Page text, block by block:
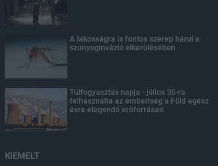
A lakosságra is fontos szerep hárul a
szúnyoginvázió elkerülésében
Túlfogyasztás napja - július 30-ra
felhasználta az emberiség a Föld egész
évre elegendő erőforrásait
KIEMELT